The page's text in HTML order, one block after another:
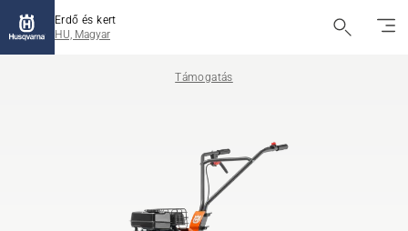
Erdő és kert
HU, Magyar
Támogatás